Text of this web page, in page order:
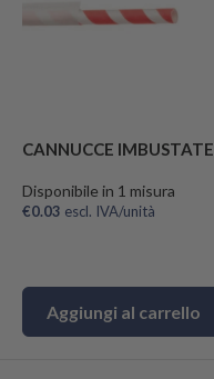
CANNUCCE IMBUSTATE
Disponibile in 1 misura
€0.03 escl. IVA/unità
Aggiungi al carrello